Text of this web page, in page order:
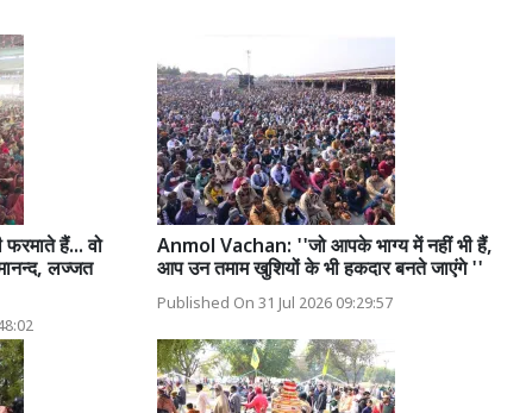
हैं... वो
लज्जत
Anmol Vachan: ''जो आपके भाग्य में नहीं भी हैं,
आप उन तमाम खुशियों के भी हकदार बनते जाएंगे ''
Published On 31 Jul 2026 09:29:57